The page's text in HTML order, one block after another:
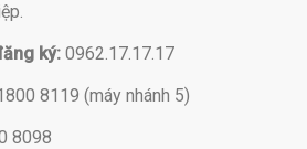
ký: 0962.17.17.17
8119 (máy nhánh 5)
8098